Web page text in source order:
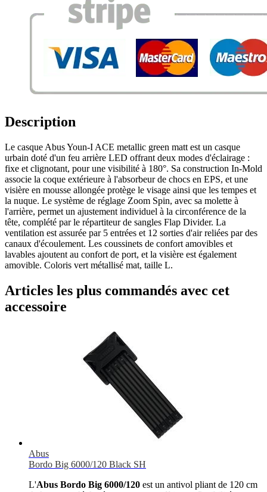
Description
Le casque Abus Youn-I ACE metallic green matt est un casque
urbain doté d'un feu arrière LED offrant deux modes d'éclairage :
fixe et clignotant, pour une visibilité à 180°. Sa construction In-Mold
associe la coque extérieure à l'absorbeur de chocs en EPS, et une
visière en mousse allongée protège le visage ainsi que les tempes et
la nuque. Le système de réglage Zoom Spin, avec sa molette à
l'arrière, permet un ajustement individuel à la circonférence de la
tête, complété par le répartiteur de sangles Flap Divider. La
ventilation est assurée par 5 entrées et 12 sorties d'air reliées par des
canaux d'écoulement. Les coussinets de confort amovibles et
lavables ajoutent au confort de port, et la visière est également
amovible. Coloris vert métallisé mat, taille L.
Articles les plus commandés avec cet
accessoire
Abus
Bordo Big 6000/120 Black SH
L'Abus Bordo Big 6000/120 est un antivol pliant de 120 cm